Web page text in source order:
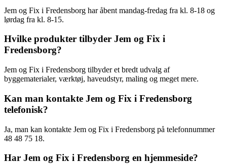
Jem og Fix i Fredensborg har åbent mandag-fredag fra kl. 8-18 og
lørdag fra kl. 8-15.
Hvilke produkter tilbyder Jem og Fix i
Fredensborg?
Jem og Fix i Fredensborg tilbyder et bredt udvalg af
byggematerialer, værktøj, haveudstyr, maling og meget mere.
Kan man kontakte Jem og Fix i Fredensborg
telefonisk?
Ja, man kan kontakte Jem og Fix i Fredensborg på telefonnummer
48 48 75 18.
Har Jem og Fix i Fredensborg en hjemmeside?